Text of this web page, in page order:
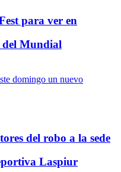
para ver en
del Mundial
del robo a la sede
Laspiur